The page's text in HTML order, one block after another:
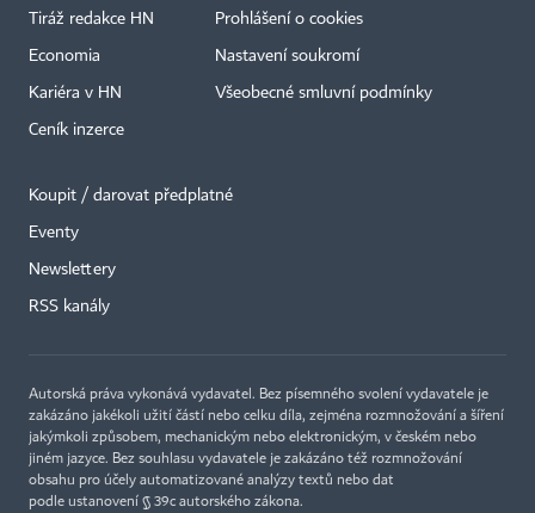
Tiráž redakce HN
Economia
Kariéra v HN
Ceník inzerce
Prohlášení o cookies
Nastavení soukromí
Všeobecné smluvní podmínky
Koupit / darovat předplatné
Eventy
Newslettery
RSS kanály
Autorská práva vykonává vydavatel. Bez písemného svolení vydavatele je
zakázáno jakékoli užití částí nebo celku díla, zejména rozmnožování a šíření
jakýmkoli způsobem, mechanickým nebo elektronickým, v českém nebo
jiném jazyce. Bez souhlasu vydavatele je zakázáno též rozmnožování
obsahu pro účely automatizované analýzy textů nebo dat
podle ustanovení § 39c autorského zákona.